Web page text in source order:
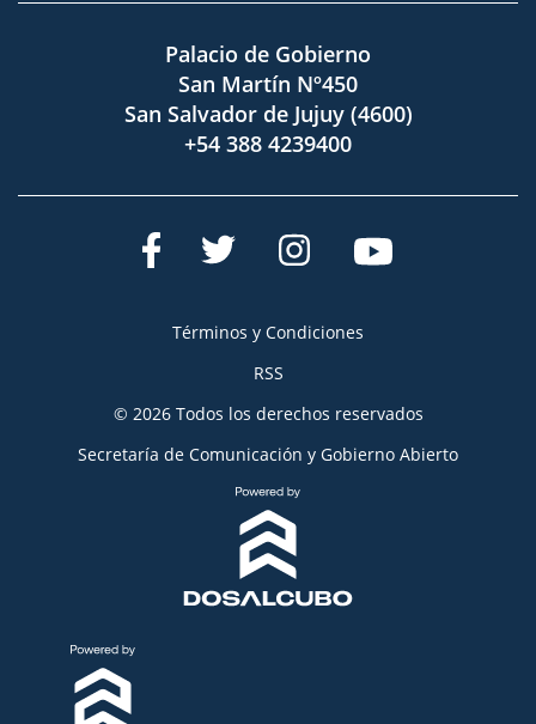
Palacio de Gobierno
San Martín Nº450
San Salvador de Jujuy (4600)
+54 388 4239400
Términos y Condiciones
RSS
© 2026 Todos los derechos reservados
Secretaría de Comunicación y Gobierno Abierto